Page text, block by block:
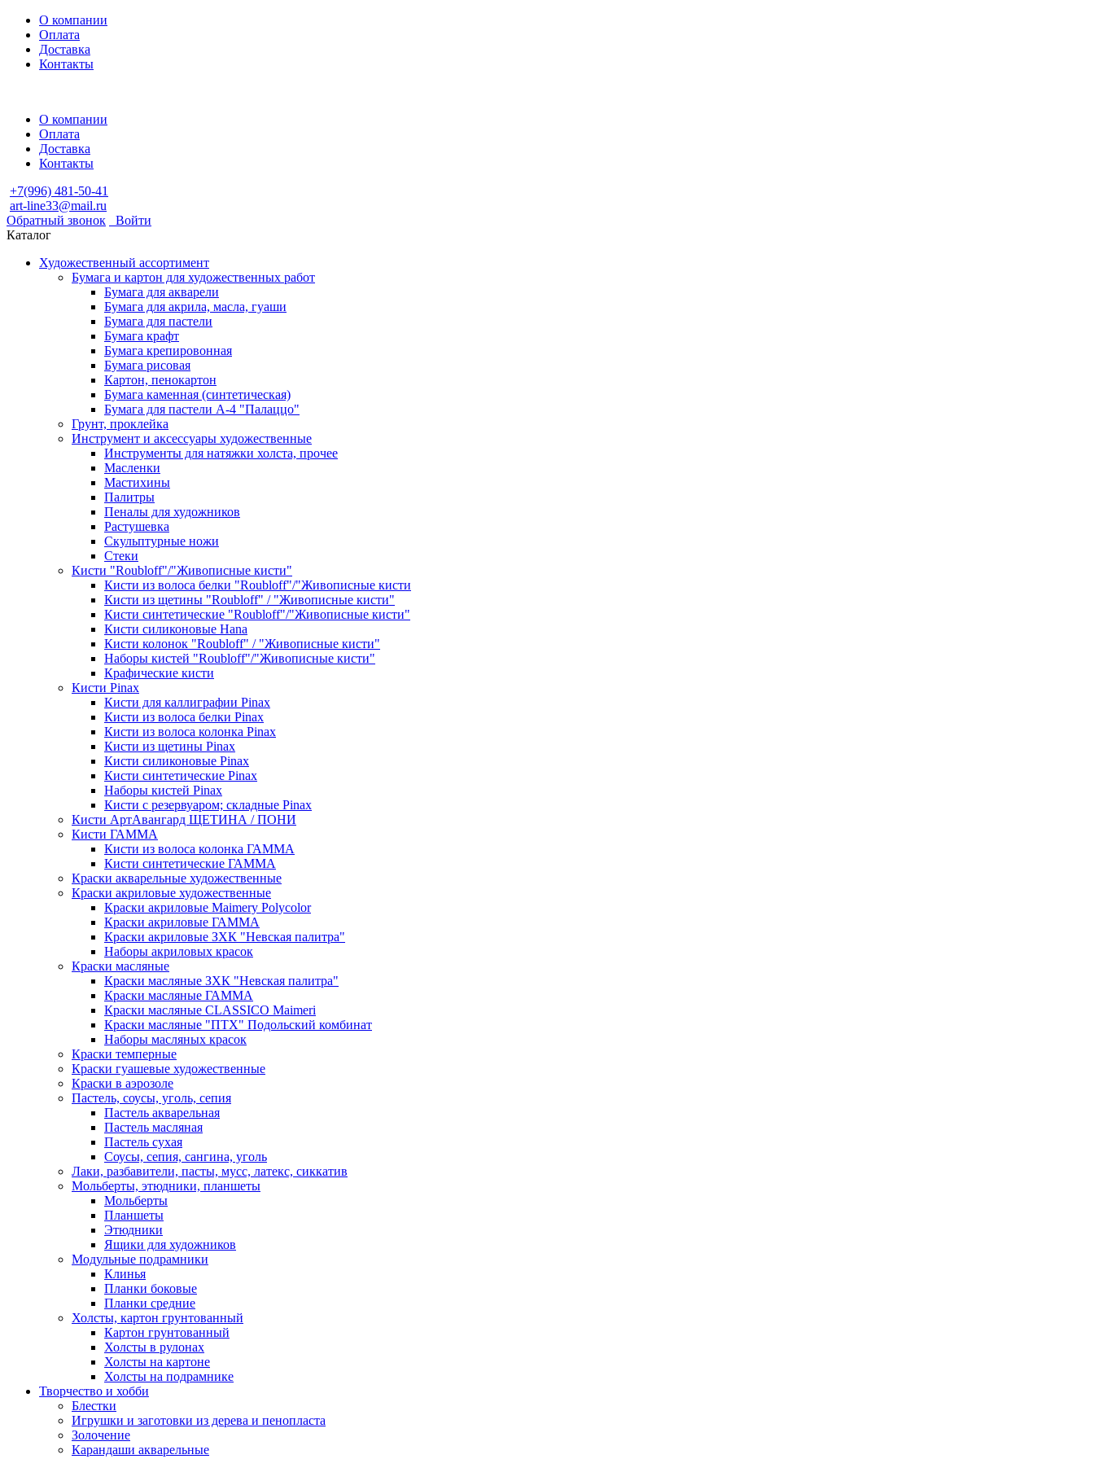
О компании
Оплата
Доставка
Контакты
О компании
Оплата
Доставка
Контакты
+7(996) 481-50-41
art-line33@mail.ru
Обратный звонок
Войти
Каталог
Художественный ассортимент
Бумага и картон для художественных работ
Бумага для акварели
Бумага для акрила, масла, гуаши
Бумага для пастели
Бумага крафт
Бумага крепировонная
Бумага рисовая
Картон, пенокартон
Бумага каменная (синтетическая)
Бумага для пастели А-4 "Палаццо"
Грунт, проклейка
Инструмент и аксессуары художественные
Инструменты для натяжки холста, прочее
Масленки
Мастихины
Палитры
Пеналы для художников
Растушевка
Скульптурные ножи
Стеки
Кисти "Roubloff"/"Живописные кисти"
Кисти из волоса белки "Roubloff"/"Живописные кисти
Кисти из щетины "Roubloff" / "Живописные кисти"
Кисти синтетические "Roubloff"/"Живописные кисти"
Кисти силиконовые Hana
Кисти колонок "Roubloff" / "Живописные кисти"
Наборы кистей "Roubloff"/"Живописные кисти"
Крафические кисти
Кисти Pinax
Кисти для каллиграфии Pinax
Кисти из волоса белки Pinax
Кисти из волоса колонка Pinax
Кисти из щетины Pinax
Кисти силиконовые Pinax
Кисти синтетические Pinax
Наборы кистей Pinax
Кисти с резервуаром; складные Pinax
Кисти АртАвангард ЩЕТИНА / ПОНИ
Кисти ГАММА
Кисти из волоса колонка ГАММА
Кисти синтетические ГАММА
Краски акварельные художественные
Краски акриловые художественные
Краски акриловые Maimery Polycolor
Краски акриловые ГАММА
Краски акриловые ЗХК "Невская палитра"
Наборы акриловых красок
Краски масляные
Краски масляные ЗХК "Невская палитра"
Краски масляные ГАММА
Краски масляные CLASSICO Maimeri
Краски масляные "ПТХ" Подольский комбинат
Наборы масляных красок
Краски темперные
Краски гуашевые художественные
Краски в аэрозоле
Пастель, соусы, уголь, сепия
Пастель акварельная
Пастель масляная
Пастель сухая
Соусы, сепия, сангина, уголь
Лаки, разбавители, пасты, мусс, латекс, сиккатив
Мольберты, этюдники, планшеты
Мольберты
Планшеты
Этюдники
Ящики для художников
Модульные подрамники
Клинья
Планки боковые
Планки средние
Холсты, картон грунтованный
Картон грунтованный
Холсты в рулонах
Холсты на картоне
Холсты на подрамнике
Творчество и хобби
Блестки
Игрушки и заготовки из дерева и пенопласта
Золочение
Карандаши акварельные